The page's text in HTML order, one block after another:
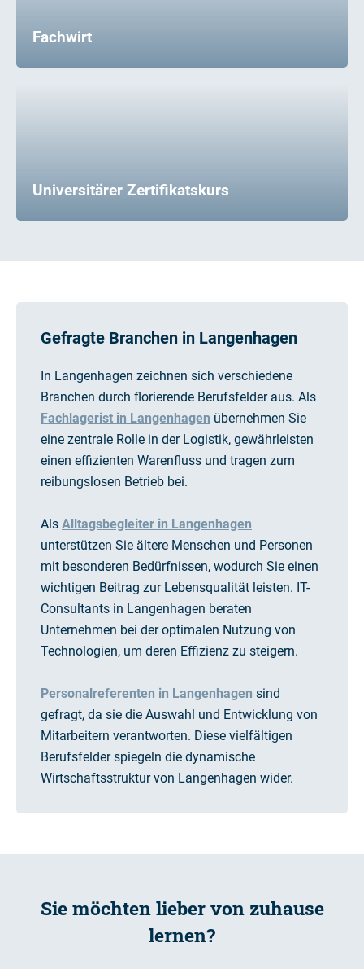
Fachwirt
Universitärer Zertifikatskurs
Gefragte Branchen in Langenhagen
In Langenhagen zeichnen sich verschiedene
Branchen durch florierende Berufsfelder aus. Als
Fachlagerist in Langenhagen übernehmen Sie
eine zentrale Rolle in der Logistik, gewährleisten
einen effizienten Warenfluss und tragen zum
reibungslosen Betrieb bei.
Als Alltagsbegleiter in Langenhagen
unterstützen Sie ältere Menschen und Personen
mit besonderen Bedürfnissen, wodurch Sie einen
wichtigen Beitrag zur Lebensqualität leisten. IT-
Consultants in Langenhagen beraten
Unternehmen bei der optimalen Nutzung von
Technologien, um deren Effizienz zu steigern.
Personalreferenten in Langenhagen sind
gefragt, da sie die Auswahl und Entwicklung von
Mitarbeitern verantworten. Diese vielfältigen
Berufsfelder spiegeln die dynamische
Wirtschaftsstruktur von Langenhagen wider.
Sie möchten lieber von zuhause
lernen?